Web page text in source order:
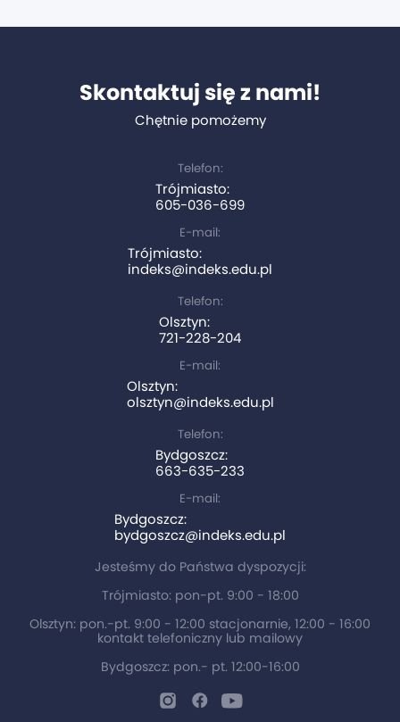
Skontaktuj się z nami!
Chętnie pomożemy
Telefon:
Trójmiasto:
605-036-699
E-mail:
Trójmiasto:
indeks@indeks.edu.pl
Telefon:
Olsztyn:
721-228-204
E-mail:
Olsztyn:
olsztyn@indeks.edu.pl
Telefon:
Bydgoszcz:
663-635-233
E-mail:
Bydgoszcz:
bydgoszcz@indeks.edu.pl
Jesteśmy do Państwa dyspozycji:
Trójmiasto: pon-pt. 9:00 - 18:00
Olsztyn: pon.-pt. 9:00 - 12:00 stacjonarnie, 12:00 - 16:00
kontakt telefoniczny lub mailowy
Bydgoszcz: pon.- pt. 12:00-16:00